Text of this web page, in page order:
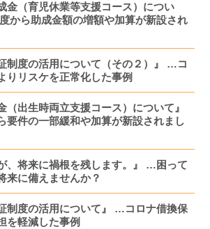
金（育児休業等支援コース）につい
から助成金額の増額や加算が新設され
制度の活用について（その２）』 …コ
りリスケを正常化した事例
（出生時両立支援コース）について』
要件の一部緩和や加算が新設されまし
、将来に禍根を残します。』 …困って
来に備えませんか？
制度の活用について』 …コロナ借換保
を軽減した事例